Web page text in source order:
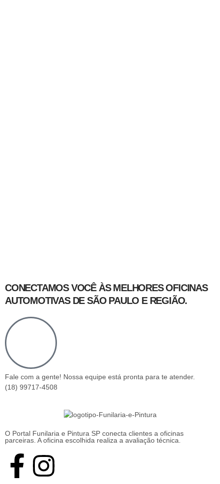
CONECTAMOS VOCÊ ÀS MELHORES OFICINAS
AUTOMOTIVAS DE SÃO PAULO E REGIÃO.
Fale com a gente! Nossa equipe está pronta para te atender.
(18) 99717-4508
O Portal Funilaria e Pintura SP conecta clientes a oficinas
parceiras. A oficina escolhida realiza a avaliação técnica.